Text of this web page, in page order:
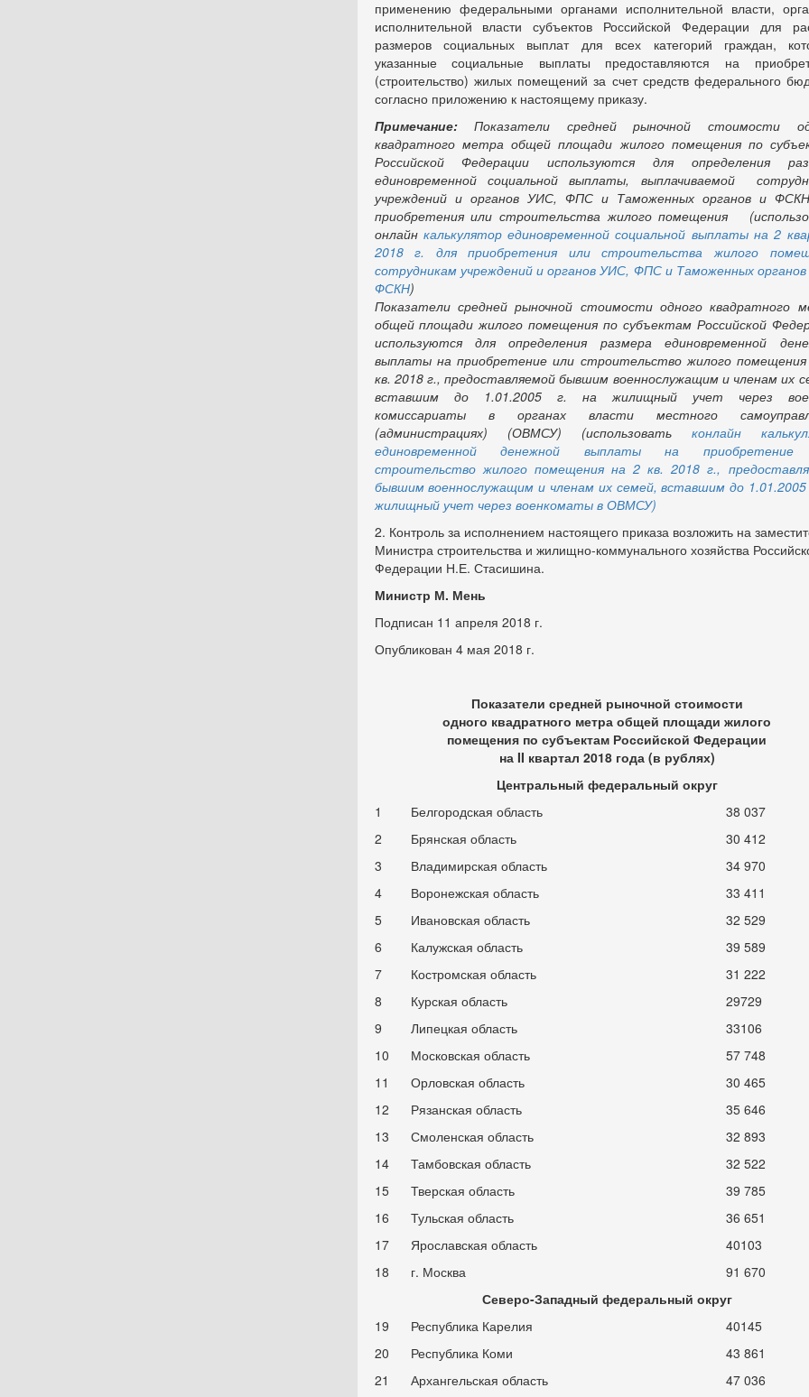
применению федеральными органами исполнительной власти,
исполнительной власти субъектов Российской Федерации для
размеров социальных выплат для всех категорий граждан,
указанные социальные выплаты предоставляются на
(строительство) жилых помещений за счет средств федерального
согласно приложению к настоящему приказу.
Примечание:Показатели средней рыночной стоимости
квадратного метра общей площади жилого помещения по
Российской Федерации используются для определения
единовременной социальной выплаты, выплачиваемой
учреждений и органов УИС, ФПС и Таможенных органов и
приобретения или строительства жилого помещения
онлайн калькулятор единовременной социальной выплаты на 2
2018 г. для приобретения или строительства жилого
сотрудникам учреждений и органов УИС, ФПС и Таможенных
ФСКН)
Показатели средней рыночной стоимости одного квадратного
общей площади жилого помещения по субъектам Российской
используются для определения размераединовременной
выплаты на приобретение или строительство жилого
кв. 2018 г., предоставляемой бывшим военнослужащим и членам их
вставшим до 1.01.2005 г. на жилищный учет через
комиссариаты в органах власти местного
(администрациях) (ОВМСУ) (использовать конлайн
единовременной денежной выплаты на
строительство жилого помещения на 2 кв. 2018 г.,
бывшим военнослужащим и членам их семей, вставшим до 1.01.2005
жилищный учет через военкоматы в ОВМСУ)
2. Контроль за исполнением настоящего приказа возложить на
Министра строительства и жилищно-коммунального хозяйства
Федерации Н.Е. Стасишина.
Министр М. Мень
Подписан 11 апреля 2018 г.
Опубликован 4 мая 2018 г.
Показатели средней рыночной стоимости
одного квадратного метра общей площади жилого
помещения по субъектам Российской Федерации
на II квартал 2018 года (в рублях)
Центральный федеральный округ
1
Белгородская область
38 037
2
Брянская область
30 412
3
Владимирская область
34 970
4
Воронежская область
33 411
5
Ивановская область
32 529
6
Калужская область
39 589
7
Костромская область
31 222
8
Курская область
29729
9
Липецкая область
33106
10
Московская область
57 748
11
Орловская область
30 465
12
Рязанская область
35 646
13
Смоленская область
32 893
14
Тамбовская область
32 522
15
Тверская область
39 785
16
Тульская область
36 651
17
Ярославская область
40103
18
г. Москва
91 670
Северо-Западный федеральный округ
19
Республика Карелия
40145
20
Республика Коми
43 861
21
Архангельская область
47 036